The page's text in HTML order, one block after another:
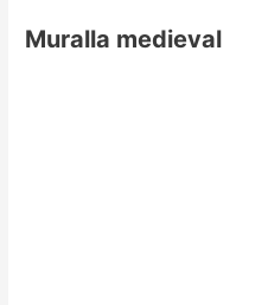
Muralla medieval